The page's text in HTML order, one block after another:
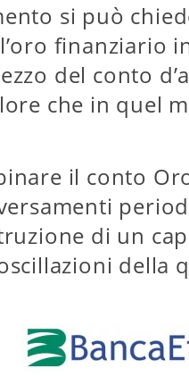
si può
finanziario
del conto
che in quel
il conto
di un
della